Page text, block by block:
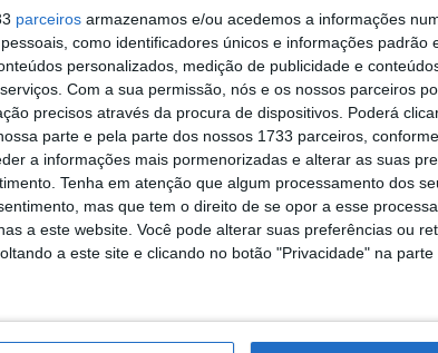
parceiros armazenamos e/ou acedemos a informações
como identificadores únicos e informações padrão
personalizados, medição de publicidade e
Com a sua permissão, nós e os nossos parceiros
precisos através da procura de dispositivos. Poderá
parte e pela parte dos nossos 1733 parceiros,
a informações mais pormenorizadas e alterar as suas
Tenha em atenção que algum processamento dos
mas que tem o direito de se opor a esse
a este website. Você pode alterar suas preferências ou
a este site e clicando no botão "Privacidade" na parte
dispositivo em particular, existe um regulamento
da Aviação Civil) sobre tais dispositivos, mas
qualquer outra transportadora. Então, em que